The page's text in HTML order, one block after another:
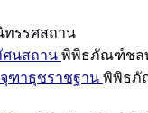
ทรรศสถาน
นสถาน พิพิธภัณฑ์ชล
าธุชราชฐาน พิพิธภั